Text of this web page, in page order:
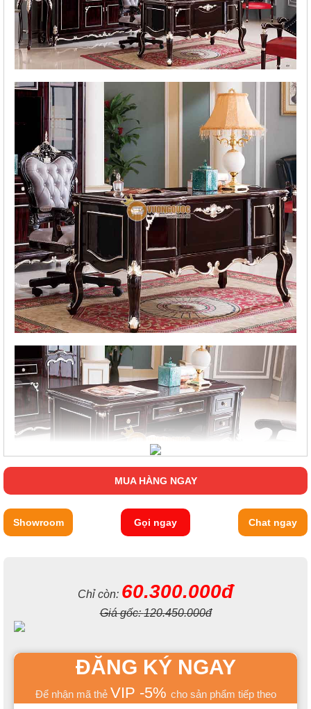
MUA HÀNG NGAY
Showroom Gọi ngay Chat ngay
Chỉ còn: 60.300.000đ
Giá gốc:120.450.000đ
ĐĂNG KÝ NGAY
Để nhận mã thẻ VIP -5% cho sản phẩm tiếp theo